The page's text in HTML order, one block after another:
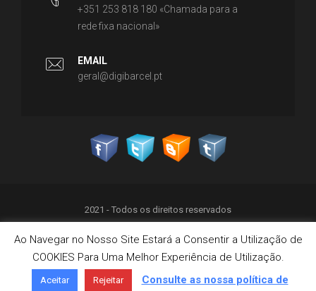
+351 253 818 180 «Chamada para a
rede fixa nacional»
EMAIL
geral@digibarcel.pt
2021 - Todos os direitos reservados
Política de Privacidade
Termos & Condições
Política de Cookies
Ao Navegar no Nosso Site Estará a Consentir a Utilização de
COOKIES Para Uma Melhor Experiência de Utilização.
Aceitar Rejeitar Consulte as nossa política de